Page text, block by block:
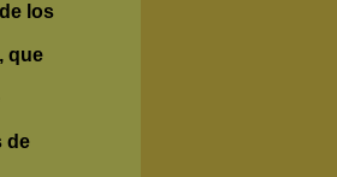
los
que
de